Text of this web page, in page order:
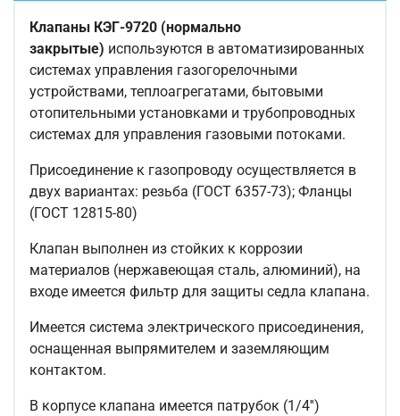
Клапаны КЭГ-9720 (нормально
закрытые) используются в автоматизированных
системах управления газогорелочными
устройствами, теплоагрегатами, бытовыми
отопительными установками и трубопроводных
системах для управления газовыми потоками.
Присоединение к газопроводу осуществляется в
двух вариантах: резьба (ГОСТ 6357-73); Фланцы
(ГОСТ 12815-80)
Клапан выполнен из стойких к коррозии
материалов (нержавеющая сталь, алюминий), на
входе имеется фильтр для защиты седла клапана.
Имеется система электрического присоединения,
оснащенная выпрямителем и заземляющим
контактом.
В корпусе клапана имеется патрубок (1/4'')